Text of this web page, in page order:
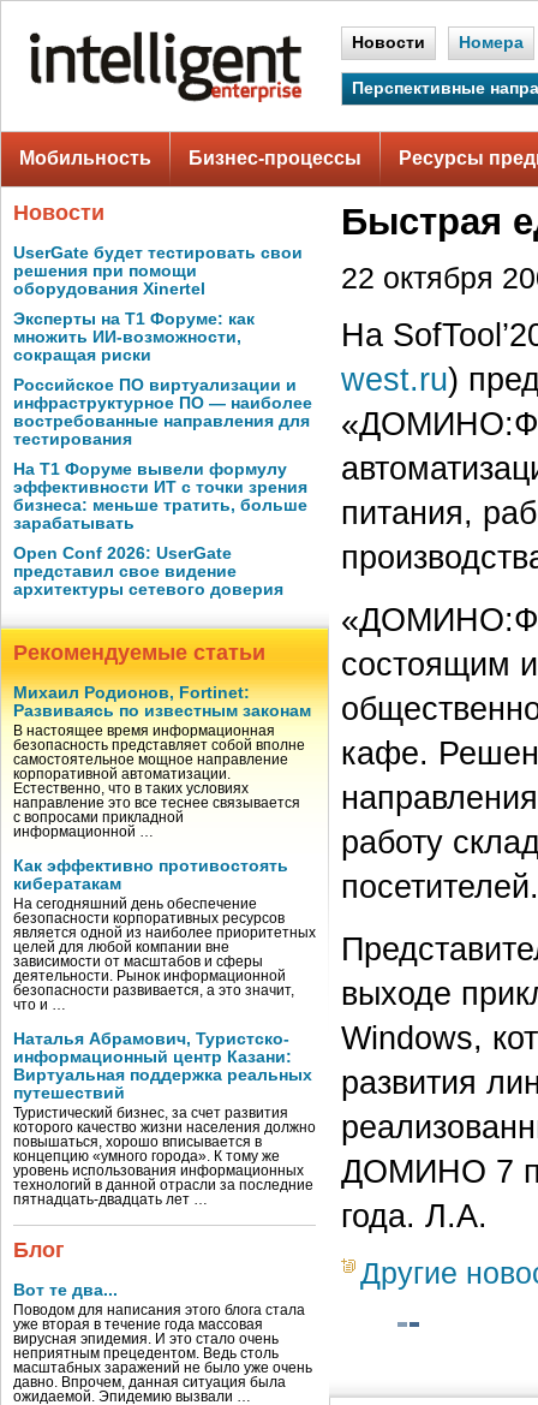
Новости Номера
Перспективные
Мобильность Бизнес-процессы Ресурсы
Новости
UserGate будет тестировать свои
решения при помощи
оборудования Xinertel
Эксперты на Т1 Форуме: как
множить ИИ-возможности,
сокращая риски
Российское ПО виртуализации и
инфраструктурное ПО — наиболее
востребованные направления для
тестирования
На Т1 Форуме вывели формулу
эффективности ИТ с точки зрения
бизнеса: меньше тратить, больше
зарабатывать
Open Conf 2026: UserGate
представил свое видение
архитектуры сетевого доверия
Рекомендуемые статьи
Михаил Родионов, Fortinet:
Развиваясь по известным законам
В настоящее время информационная
безопасность представляет собой вполне
самостоятельное мощное направление
корпоративной автоматизации.
Естественно, что в таких условиях
направление это все теснее связывается
с вопросами прикладной
информационной …
Как эффективно противостоять
кибератакам
На сегодняшний день обеспечение
безопасности корпоративных ресурсов
является одной из наиболее приоритетных
целей для любой компании вне
зависимости от масштабов и сферы
деятельности. Рынок информационной
безопасности развивается, а это значит,
что и …
Наталья Абрамович, Туристско-
информационный центр Казани:
Виртуальная поддержка реальных
путешествий
Туристический бизнес, за счет развития
которого качество жизни населения должно
повышаться, хорошо вписывается в
концепцию «умного города». К тому же
уровень использования информационных
технологий в данной отрасли за последние
пятнадцать-двадцать лет …
Блог
Вот те два...
Поводом для написания этого блога стала
уже вторая в течение года массовая
вирусная эпидемия. И это стало очень
неприятным прецедентом. Ведь столь
масштабных заражений не было уже очень
давно. Впрочем, данная ситуация была
ожидаемой. Эпидемию вызвали …
Быстрая
22 октября
На
west.ru)
питания,
состоящим
кафе.
работу
посетителей.
выходе
Windows,
развития
ДОМИНО 7
года. Л.А.
Другие